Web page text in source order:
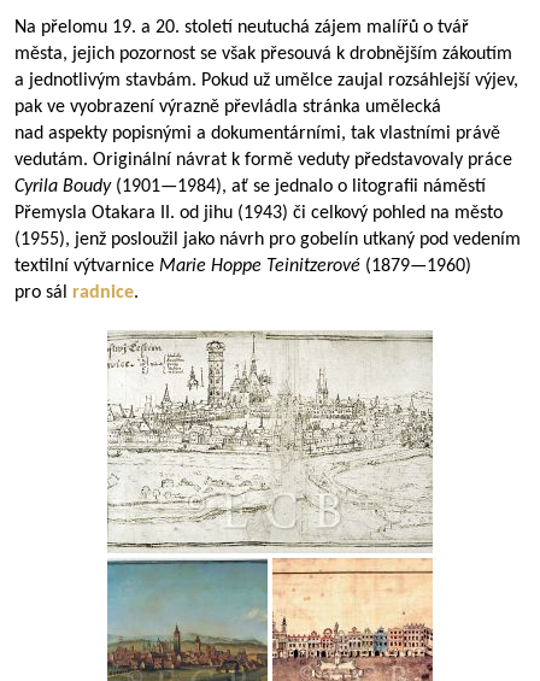
Na přelomu 19. a 20. století neutuchá zájem malířů o tvář
města, jejich pozornost se však přesouvá k drobnějším zákoutím
a jednotlivým stavbám. Pokud už umělce zaujal rozsáhlejší výjev,
pak ve vyobrazení výrazně převládla stránka umělecká
nad aspekty popisnými a dokumentárními, tak vlastními právě
vedutám. Originální návrat k formě veduty představovaly práce
Cyrila Boudy(1901—1984), ať se jednalo o litografii náměstí
Přemysla Otakara II. od jihu (1943) či celkový pohled na město
(1955), jenž posloužil jako návrh pro gobelín utkaný pod vedením
textilní výtvarnice Marie Hoppe Teinitzerové (1879—1960)
pro sál radnice.